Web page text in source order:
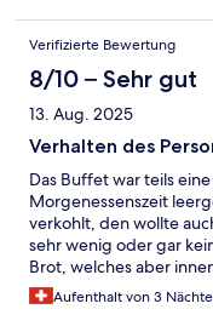
eine Person. Das
Preis/Leistung ist Top!
Verifizierte Bewertung
8/10 – Sehr gut
13. Aug. 2025
Verhalten des
Das Buffet war teils
Morgenessenszeit
verkohlt, den wollte
sehr wenig oder gar
Brot, welches aber
wenn die Angestellte
Abreisetag klopfte das
Aufenthalt von 3